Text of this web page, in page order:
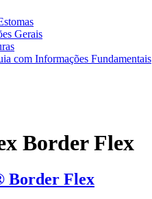
Gerais
com Informações Fundamentais
Border Flex
Border Flex